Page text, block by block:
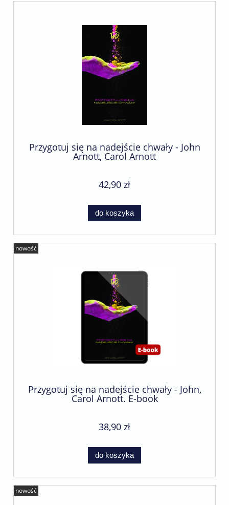
Przygotuj się na nadejście chwały - John
Arnott, Carol Arnott
42,90 zł
do koszyka
Przygotuj się na nadejście chwały - John,
Carol Arnott. E-book
38,90 zł
do koszyka
nowość
nowość